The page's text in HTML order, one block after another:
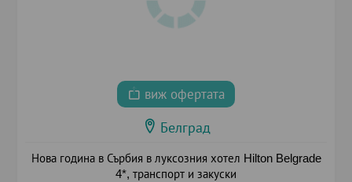
виж офертата
Белград
Нова година в Сърбия в луксозния хотел Hilton Belgrade
4*, транспорт и закуски